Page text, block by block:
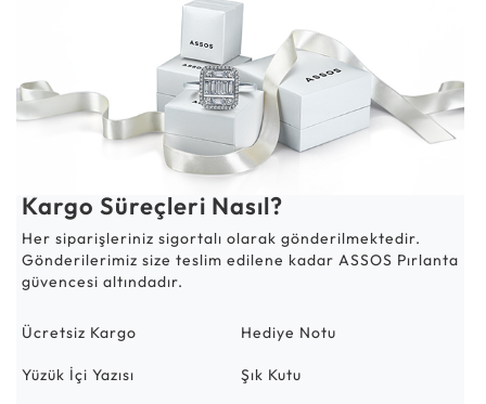
Kargo Süreçleri Nasıl?
Her siparişleriniz sigortalı olarak gönderilmektedir.
Gönderilerimiz size teslim edilene kadar ASSOS Pırlanta
güvencesi altındadır.
Ücretsiz Kargo Hediye Notu
Yüzük İçi Yazısı Şık Kutu